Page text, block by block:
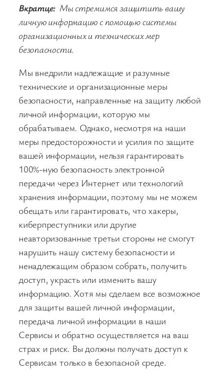
Вкратце: Мы стремимся защитить вашу
личную информацию с помощью системы
организационных и технических мер
безопасности.
Мы внедрили надлежащие и разумные
технические и организационные меры
безопасности, направленные на защиту любой
личной информации, которую мы
обрабатываем. Однако, несмотря на наши
меры предосторожности и усилия по защите
вашей информации, нельзя гарантировать
100%-ную безопасность электронной
передачи через Интернет или технологий
хранения информации, поэтому мы не можем
обещать или гарантировать, что хакеры,
киберпреступники или другие
неавторизованные третьи стороны не смогут
нарушить нашу систему безопасности и
ненадлежащим образом собрать, получить
доступ, украсть или изменить вашу
информацию. Хотя мы сделаем все возможное
для защиты вашей личной информации,
передача личной информации в наши
Сервисы и обратно осуществляется на ваш
страх и риск. Вы должны получать доступ к
Сервисам только в безопасной среде.